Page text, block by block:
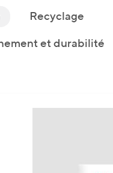
Recyclage
et durabilité